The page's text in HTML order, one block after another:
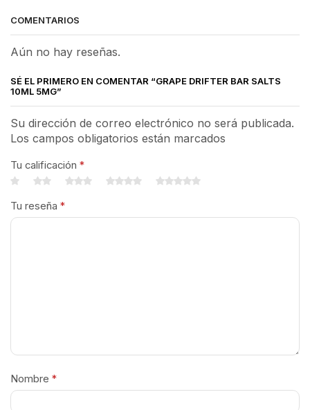
COMENTARIOS
Aún no hay reseñas.
SÉ EL PRIMERO EN COMENTAR “GRAPE DRIFTER BAR SALTS
10ML 5MG”
Su dirección de correo electrónico no será publicada.
Los campos obligatorios están marcados
Tu calificación *
Tu reseña *
Nombre *